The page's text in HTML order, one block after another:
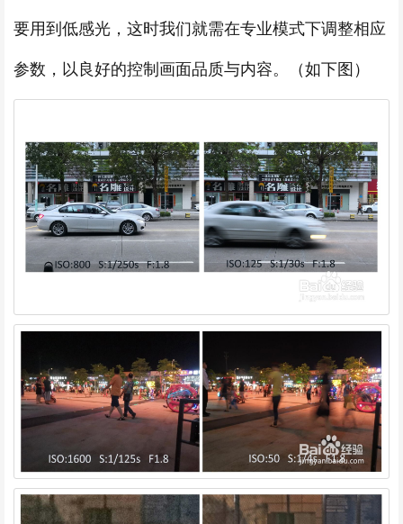
要用到低感光，这时我们就需在专业模式下调整相应
参数，以良好的控制画面品质与内容。（如下图）